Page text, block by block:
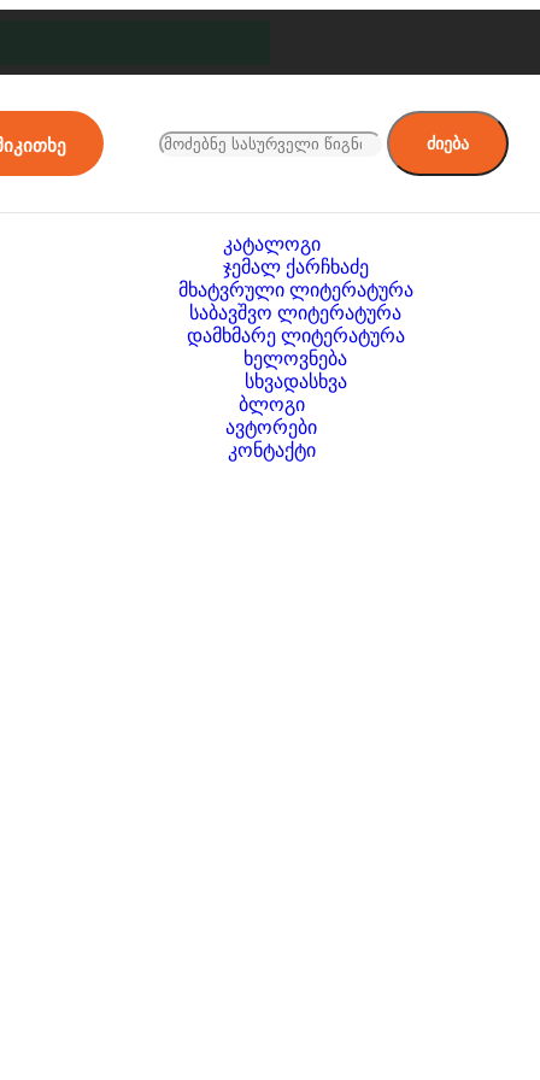
ძიება
კატალოგი
ჯემალ ქარჩხაძე
მხატვრული ლიტერატურა
საბავშვო ლიტერატურა
დამხმარე ლიტერატურა
ხელოვნება
სხვადასხვა
ბლოგი
ავტორები
კონტაქტი